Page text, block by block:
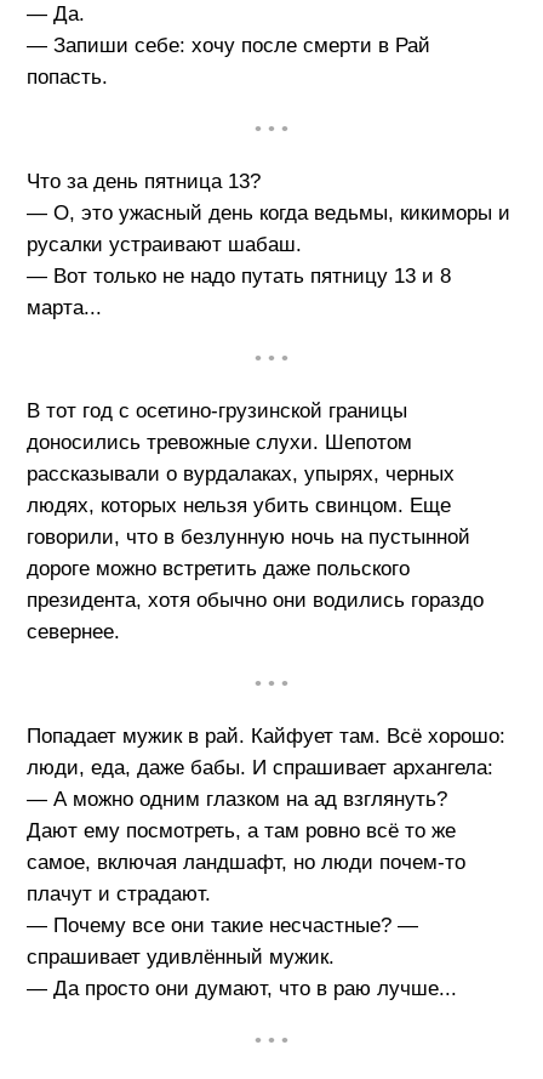
— Да.
— Запиши себе: хочу после смерти в Рай
попасть.
• • •
Что за день пятница 13?
— О, это ужасный день когда ведьмы, кикиморы и
русалки устраивают шабаш.
— Вот только не надо путать пятницу 13 и 8
марта...
• • •
В тот год с осетино-грузинской границы
доносились тревожные слухи. Шепотом
рассказывали о вурдалаках, упырях, черных
людях, которых нельзя убить свинцом. Еще
говорили, что в безлунную ночь на пустынной
дороге можно встретить даже польского
президента, хотя обычно они водились гораздо
севернее.
• • •
Попадает мужик в рай. Кайфует там. Всё хорошо:
люди, еда, даже бабы. И спрашивает архангела:
— А можно одним глазком на ад взглянуть?
Дают ему посмотреть, а там ровно всё то же
самое, включая ландшафт, но люди почем-то
плачут и страдают.
— Почему все они такие несчастные? —
спрашивает удивлённый мужик.
— Да просто они думают, что в раю лучше...
• • •